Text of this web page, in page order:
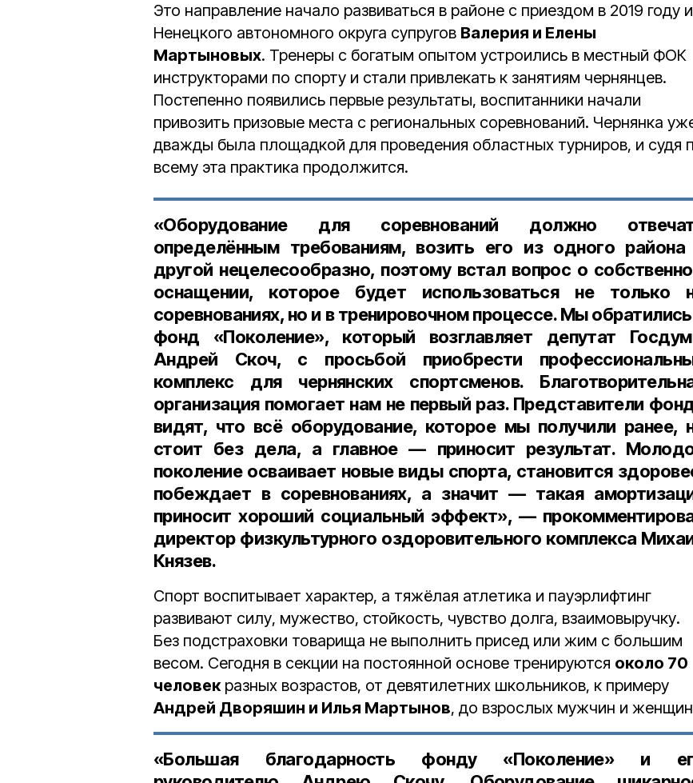
Это направление начало развиваться в районе с приездом в 2019 году
Ненецкого автономного округа супругов Валерия и Елены
Мартыновых. Тренеры с богатым опытом устроились в местный ФОК
инструкторами по спорту и стали привлекать к занятиям чернянцев.
Постепенно появились первые результаты, воспитанники начали
привозить призовые места с региональных соревнований. Чернянка
дважды была площадкой для проведения областных турниров, и судя
всему эта практика продолжится.
«Оборудование для соревнований должно
определённым требованиям, возить его из одного района
другой нецелесообразно, поэтому встал вопрос о
оснащении, которое будет использоваться не только
соревнованиях, но и в тренировочном процессе. Мы
фонд «Поколение», который возглавляет депутат
Андрей Скоч, с просьбой приобрести
комплекс для чернянских спортсменов.
организация помогает нам не первый раз. Представители
видят, что всё оборудование, которое мы получили ранее,
стоит без дела, а главное — приносит результат.
поколение осваивает новые виды спорта, становится
побеждает в соревнованиях, а значит — такая
приносит хороший социальный эффект», —
директор физкультурного оздоровительного комплекса
Князев.
Спорт воспитывает характер, а тяжёлая атлетика и пауэрлифтинг
развивают силу, мужество, стойкость, чувство долга, взаимовыручку.
Без подстраховки товарища не выполнить присед или жим с большим
весом. Сегодня в секции на постоянной основе тренируются около 70
человекразных возрастов, от девятилетних школьников, к примеру
Андрей Дворяшин и Илья Мартынов, до взрослых мужчин и
«Большая благодарность фонду «Поколение» и